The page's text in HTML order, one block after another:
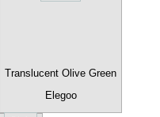
Translucent Olive Green
Elegoo